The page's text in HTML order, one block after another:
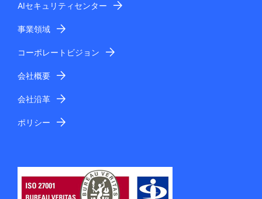
AIセキュリティセンター
事業領域
コーポレートビジョン
会社概要
会社沿革
ポリシー